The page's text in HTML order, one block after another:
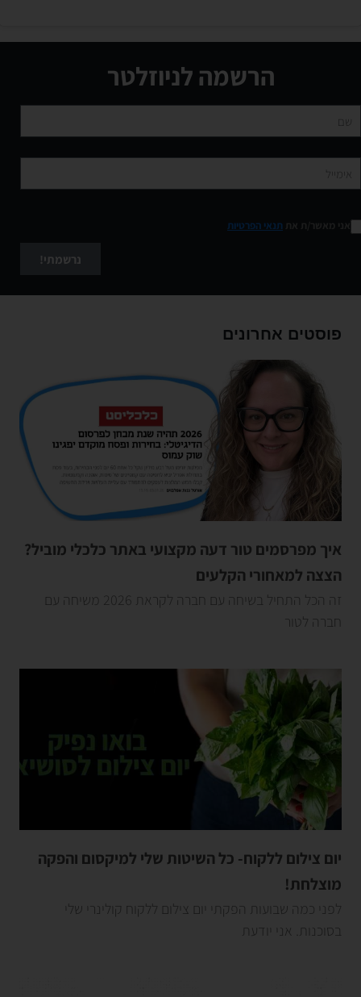
הרשמה לניוזלטר
תנאי הפרטיות
נרשמתי!
פוסטים אחרונים
איך מפרסמים טור דעה מקצועי באתר כלכלי מוביל?
הצצה למאחורי הקלעים
זה הכל התחיל בשיחה עם חברה לקראת 2026 משיחה עם
חברה לטור
יום צילום ללקוח- כל השיטות שלי למיקסום והפקה
מוצלחת!
לפני כמה שבועות הפקתי יום צילום ללקוח קולינרי שלי
בסוכנות. אני יודעת